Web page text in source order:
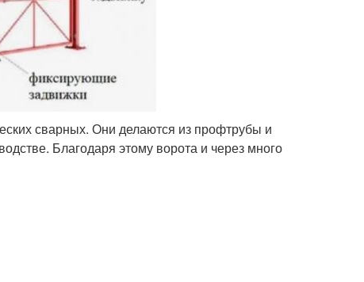
сварных. Они делаются из профтрубы и
Благодаря этому ворота и через много